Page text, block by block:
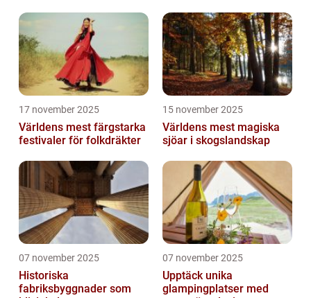
17 november 2025
Världens mest färgstarka
festivaler för folkdräkter
15 november 2025
Världens mest magiska
sjöar i skogslandskap
07 november 2025
Historiska
fabriksbyggnader som
07 november 2025
Upptäck unika
glampingplatser med